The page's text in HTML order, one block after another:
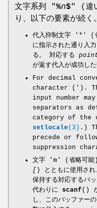
文字系列 "%n$" (違
り、以下の要素が続く。
代入抑制文字 '*' (
に指示された通り入
る。 対応する
が返す代入が成功し
For decimal
character (').
input number
separators as
category of the
setlocale (3) .)
precede or
suppression
文字 'm' (省略可能)
[) とともに使用され
保持する対応するバ
代わりに scanf()
し、このバッファー